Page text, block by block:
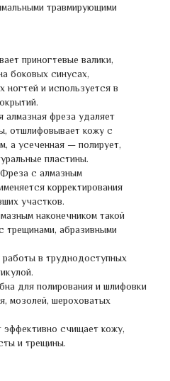
травмирующими
приногтевые валики,
боковых синусах,
ногтей и используется в
фреза удаляет
отшлифовывает кожу с
а усеченная — полирует,
пластины.
с алмазным
корректирования
участков.
наконечником такой
абразивными
в труднодоступных
для полирования и шлифовки
мозолей, шероховатых
счищает кожу,
и трещины.